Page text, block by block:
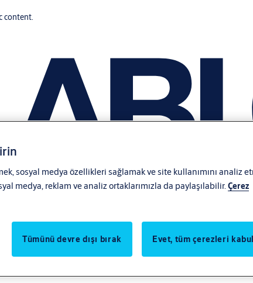
content.
sosyal medya özellikleri sağlamak ve site kullanımını analiz
medya, reklam ve analiz ortaklarımızla da paylaşılabilir.Çerez
Tümünü devre dışı bırak Evet, tüm çerezleri